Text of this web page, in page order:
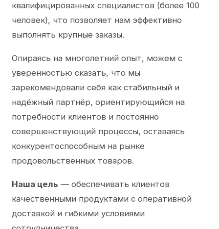
квалифицированных специалистов (более 100
человек), что позволяет нам эффективно
выполнять крупные заказы.
Опираясь на многолетний опыт, можем с
уверенностью сказать, что мы
зарекомендовали себя как стабильный и
надёжный партнёр, ориентирующийся на
потребности клиентов и постоянно
совершенствующий процессы, оставаясь
конкурентоспособным на рынке
продовольственных товаров.
Наша цель — обеспечивать клиентов
качественными продуктами с оперативной
доставкой и гибкими условиями